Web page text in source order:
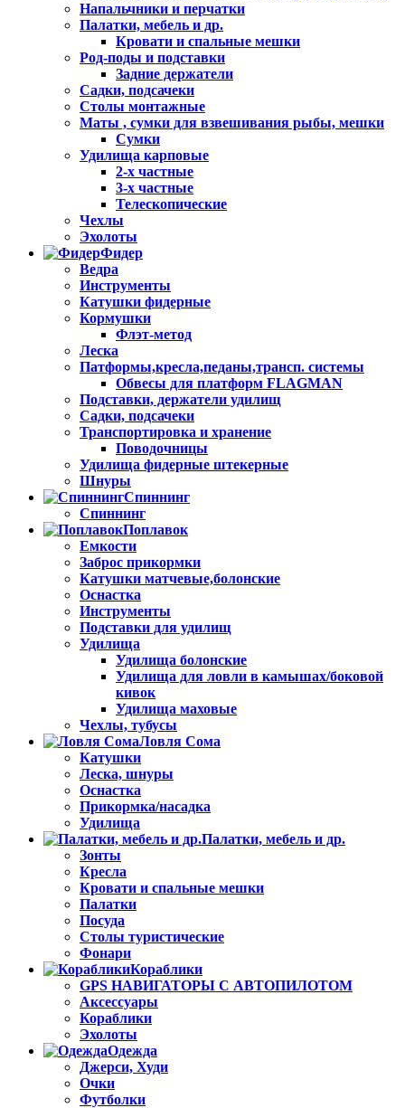
Напальчники и перчатки
Палатки, мебель и др.
Кровати и спальные мешки
Род-поды и подставки
Задние держатели
Садки, подсачеки
Столы монтажные
Маты , сумки для взвешивания рыбы, мешки
Сумки
Удилища карповые
2-х частные
3-х частные
Телескопические
Чехлы
Эхолоты
Фидер
Ведра
Инструменты
Катушки фидерные
Кормушки
Флэт-метод
Леска
Патформы,кресла,педаны,трансп. системы
Обвесы для платформ FLAGMAN
Подставки, держатели удилищ
Садки, подсачеки
Транспортировка и хранение
Поводочницы
Удилища фидерные штекерные
Шнуры
Спиннинг
Спиннинг
Поплавок
Емкости
Заброс прикормки
Катушки матчевые,болонские
Оснастка
Инструменты
Подставки для удилищ
Удилища
Удилища болонские
Удилища для ловли в камышах/боковой
кивок
Удилища маховые
Чехлы, тубусы
Ловля Сома
Катушки
Леска, шнуры
Оснастка
Прикормка/насадка
Удилища
Палатки, мебель и др.
Зонты
Кресла
Кровати и спальные мешки
Палатки
Посуда
Столы туристические
Фонари
Кораблики
GPS НАВИГАТОРЫ С АВТОПИЛОТОМ
Аксессуары
Кораблики
Эхолоты
Одежда
Джерси, Худи
Очки
Футболки